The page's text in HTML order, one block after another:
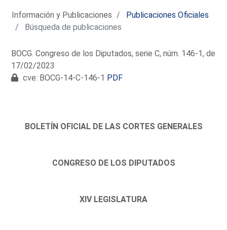
Información y Publicaciones
Publicaciones Oficiales
Búsqueda de publicaciones
BOCG. Congreso de los Diputados, serie C, núm. 146-1, de
17/02/2023
cve: BOCG-14-C-146-1 PDF
BOLETÍN OFICIAL DE LAS CORTES GENERALES
CONGRESO DE LOS DIPUTADOS
XIV LEGISLATURA